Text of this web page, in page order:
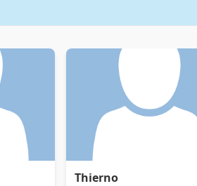
Thierno